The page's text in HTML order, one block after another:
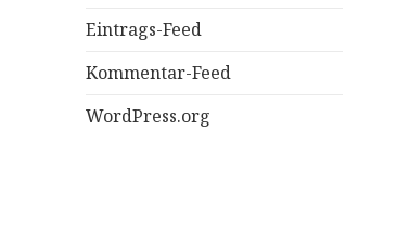
Eintrags-Feed
Kommentar-Feed
WordPress.org